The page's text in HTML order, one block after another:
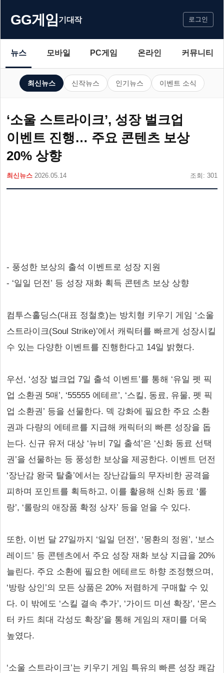
GG게임기대작 로그인
뉴스 모바일 PC게임 온라인 커뮤니티
최신뉴스 신작뉴스 인기뉴스 이벤트 소식
‘소울 스트라이크’, 성장 벌크업
이벤트 진행… 주요 콘텐츠 보상
20% 상향
최신뉴스 2026.05.14 조회: 301
- 풍성한 보상의 출석 이벤트로 성장 지원
- ‘일일 던전’ 등 성장 재화 획득 콘텐츠 보상 상향
컴투스홀딩스(대표 정철호)는 방치형 키우기 게임 ‘소울
스트라이크(Soul Strike)’에서 캐릭터를 빠르게 성장시킬
수 있는 다양한 이벤트를 진행한다고 14일 밝혔다.
우선, ‘성장 벌크업 7일 출석 이벤트’를 통해 ‘유일 펫 픽
업 소환권 5매’, ‘55555 에테르’, ‘스킬, 동료, 유물, 펫 픽
업 소환권’ 등을 선물한다. 덱 강화에 필요한 주요 소환
권과 다량의 에테르를 지급해 캐릭터의 빠른 성장을 돕
는다. 신규 유저 대상 ‘뉴비 7일 출석’은 ‘신화 동료 선택
권’을 선물하는 등 풍성한 보상을 제공한다. 이벤트 던전
‘장난감 왕국 탈출’에서는 장난감들의 무자비한 공격을
피하며 포인트를 획득하고, 이를 활용해 신화 동료 ‘롤
랑’, ‘롤랑의 애장품 확정 상자’ 등을 얻을 수 있다.
또한, 이번 달 27일까지 ‘일일 던전’, ‘몽환의 정원’, ‘보스
레이드’ 등 콘텐츠에서 주요 성장 재화 보상 지급을 20%
늘린다. 주요 소환에 필요한 에테르도 하향 조정했으며,
‘방랑 상인’의 모든 상품은 20% 저렴하게 구매할 수 있
다. 이 밖에도 ‘스킬 결속 추가’, ‘가이드 미션 확장’, ‘몬스
터 카드 최대 각성도 확장’을 통해 게임의 재미를 더욱
높였다.
‘소울 스트라이크’는 키우기 게임 특유의 빠른 성장 쾌감